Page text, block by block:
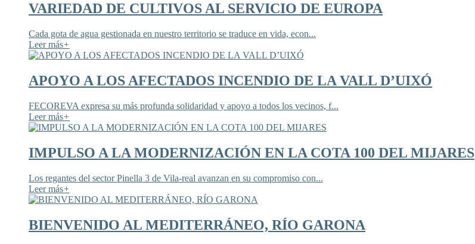
VARIEDAD DE CULTIVOS AL SERVICIO DE EUROPA
Cada gota de agua gestionada en nuestro territorio se traduce en vida, econ...
Leer más+
APOYO A LOS AFECTADOS INCENDIO DE LA VALL D’UIXÓ
FECOREVA expresa su más profunda solidaridad y apoyo a todos los vecinos, f...
Leer más+
IMPULSO A LA MODERNIZACIÓN EN LA COTA 100 DEL MIJARES
Los regantes del sector Pinella 3 de Vila-real avanzan en su compromiso con...
Leer más+
BIENVENIDO AL MEDITERRÁNEO, RÍO GARONA